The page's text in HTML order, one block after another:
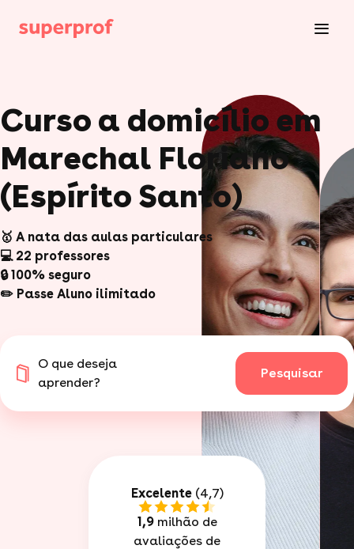
Curso a domicílio em
Marechal Floriano
(Espírito Santo)
🥇 A nata das aulas particulares
💻 22 professores
🔒 100% seguro
✏️ Passe Aluno ilimitado
O que deseja
aprender?
Pesquisar
Excelente(4,7)
1,9milhão de
avaliações de